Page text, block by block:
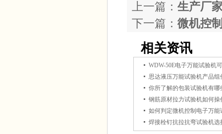
上一篇： 生产厂
下一篇： 微机控
相关资讯
思达液压万能试验机产品组
你所了解的包装试验机有哪
钢筋原材拉力试验机如何操
如何判定微机控制电子万
焊接栓钉抗拉抗弯试验机选